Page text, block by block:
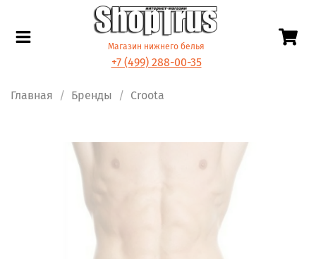
Магазин нижнего белья
+7 (499) 288-00-35
Главная Бренды Croota